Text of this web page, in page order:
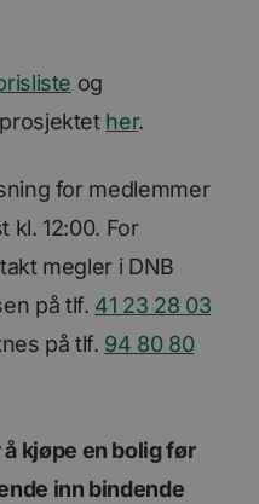
og
her.
for medlemmer
kl. 12:00. For
megler i DNB
på tlf. 41 23 28 03
på tlf. 94 80 80
kjøpe en bolig før
inn bindende